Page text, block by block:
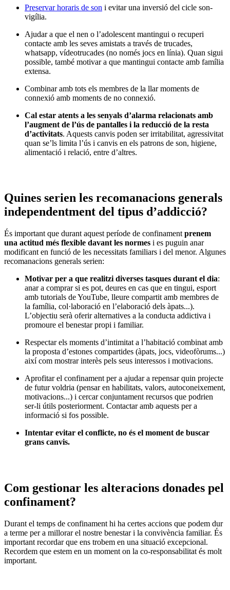
Preservar horaris de son i evitar una inversió del cicle son-
vigília.
Ajudar a que el nen o l’adolescent mantingui o recuperi
contacte amb les seves amistats a través de trucades,
whatsapp, vídeotrucades (no només jocs en línia). Quan sigui
possible, també motivar a que mantingui contacte amb família
extensa.
Combinar amb tots els membres de la llar moments de
connexió amb moments de no connexió.
Cal estar atents a les senyals d’alarma relacionats amb
l’augment de l’ús de pantalles i la reducció de la resta
d’activitats. Aquests canvis poden ser irritabilitat, agressivitat
quan se’ls limita l’ús i canvis en els patrons de son, higiene,
alimentació i relació, entre d’altres.
Quines serien les recomanacions generals
independentment del tipus d’addicció?
És important que durant aquest període de confinament prenem
una actitud més flexible davant les normes i es puguin anar
modificant en funció de les necessitats familiars i del menor. Algunes
recomanacions generals serien:
Motivar per a que realitzi diverses tasques durant el dia:
anar a comprar si es pot, deures en cas que en tingui, esport
amb tutorials de YouTube, lleure compartit amb membres de
la família, col·laboració en l’elaboració dels àpats...).
L’objectiu serà oferir alternatives a la conducta addictiva i
promoure el benestar propi i familiar.
Respectar els moments d’intimitat a l’habitació combinat amb
la proposta d’estones compartides (àpats, jocs, videofòrums...)
així com mostrar interès pels seus interessos i motivacions.
Aprofitar el confinament per a ajudar a repensar quin projecte
de futur voldria (pensar en habilitats, valors, autoconeixement,
motivacions...) i cercar conjuntament recursos que podrien
ser-li útils posteriorment. Contactar amb aquests per a
informació si fos possible.
Intentar evitar el conflicte, no és el moment de buscar
grans canvis.
Com gestionar les alteracions donades pel
confinament?
Durant el temps de confinament hi ha certes accions que podem dur
a terme per a millorar el nostre benestar i la convivència familiar. És
important recordar que ens trobem en una situació excepcional.
Recordem que estem en un moment on la co-responsabilitat és molt
important.